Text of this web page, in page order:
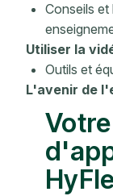
Conseils
Utiliser la
Outils et
L'avenir de